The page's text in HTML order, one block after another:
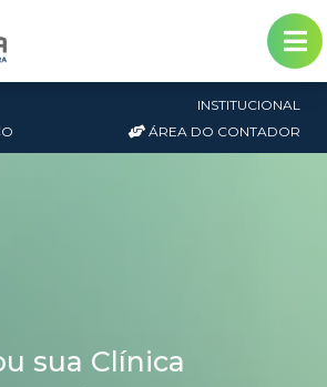
INSTITUCIONAL
ÁREA DO CONTADOR
sua Clínica